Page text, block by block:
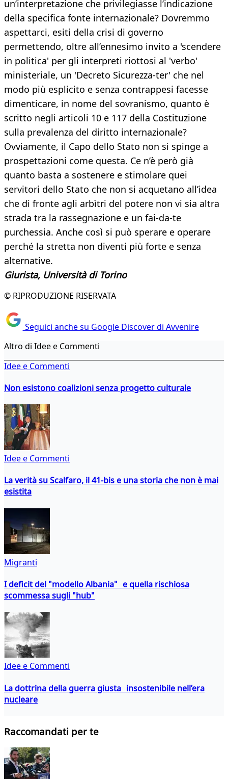
un’interpretazione che privilegiasse l’indicazione
della specifica fonte internazionale? Dovremmo
aspettarci, esiti della crisi di governo
permettendo, oltre all’ennesimo invito a 'scendere
in politica' per gli interpreti riottosi al 'verbo'
ministeriale, un 'Decreto Sicurezza-ter' che nel
modo più esplicito e senza contrappesi facesse
dimenticare, in nome del sovranismo, quanto è
scritto negli articoli 10 e 117 della Costituzione
sulla prevalenza del diritto internazionale?
Ovviamente, il Capo dello Stato non si spinge a
prospettazioni come questa. Ce n’è però già
quanto basta a sostenere e stimolare quei
servitori dello Stato che non si acquetano all’idea
che di fronte agli arbìtri del potere non vi sia altra
strada tra la rassegnazione e un fai-da-te
purchessia. Anche così si può sperare e operare
perché la stretta non diventi più forte e senza
alternative.
Giurista, Università di Torino
© RIPRODUZIONE RISERVATA
Seguici anche su Google Discover di Avvenire
Altro di Idee e Commenti
Idee e Commenti
Non esistono coalizioni senza progetto culturale
Idee e Commenti
La verità su Scalfaro, il 41-bis e una storia che non è mai
esistita
Migranti
I deficit del "modello Albania" e quella rischiosa
scommessa sugli "hub"
Idee e Commenti
La dottrina della guerra giusta insostenibile nell’era
nucleare
Raccomandati per te